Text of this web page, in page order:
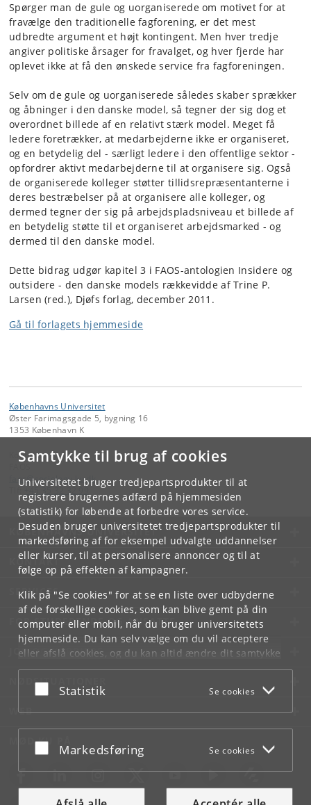
Samtykke til brug af cookies
Universitetet bruger tredjepartsprodukter til at
registrere brugernes adfærd på hjemmesiden
(statistik) for løbende at forbedre vores service.
Desuden bruger universitetet tredjepartsprodukter til
markedsføring af for eksempel udvalgte uddannelser
eller kurser, til at personalisere annoncer og til at
følge op på effekten af kampagner.
Klik på "Se cookies" for at se en liste over udbyderne
af de forskellige cookies, som kan blive gemt på din
computer eller mobil, når du bruger universitetets
hjemmeside. Du kan selv vælge om du vil acceptere
eller afslå cookies, og du kan altid ændre dit samtykke
underCookie- og privatlivspolitiksom du finder i
bunden af hver side.
Acceptér eller afslå
Statistik Se cookies
Acceptér eller afslå
Markedsføring Se cookies
Spørger man de gule og uorganiserede om motivet for at
fravælge den traditionelle fagforening, er det mest
udbredte argument et højt kontingent. Men hver tredje
angiver politiske årsager for fravalget, og hver fjerde har
oplevet ikke at få den ønskede service fra fagforeningen.
Selv om de gule og uorganiserede således skaber sprækker
og åbninger i den danske model, så tegner der sig dog et
overordnet billede af en relativt stærk model. Meget få
ledere foretrækker, at medarbejderne ikke er organiseret,
og en betydelig del - særligt ledere i den offentlige sektor -
opfordrer aktivt medarbejderne til at organisere sig. Også
de organiserede kolleger støtter tillidsrepræsentanterne i
deres bestræbelser på at organisere alle kolleger, og
dermed tegner der sig på arbejdspladsniveau et billede af
en betydelig støtte til et organiseret arbejdsmarked - og
dermed til den danske model.
Dette bidrag udgør kapitel 3 i FAOS-antologien Insidere og
outsidere - den danske models rækkevidde af Trine P.
Larsen (red.), Djøfs forlag, december 2011.
Gå til forlagets hjemmeside
Københavns Universitet
Øster Farimagsgade 5, bygning 16
1353 København K
Kontakt:
faos@sociology.ku.dk
KØBENHAVNS UNIVERSITET
KONTAKT
SERVICES
FOR STUDERENDE OG ANSATTE
JOB OG KARRIERE
NØDSITUATIONER
WEB
MØD KU PÅ